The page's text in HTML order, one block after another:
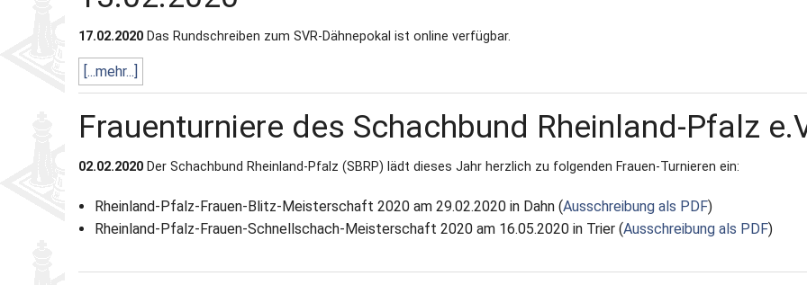
Schiedsgericht
Partner Schnellschach-E.
Senioren-SSEM
17.02.2020 Das Rundschreiben zum SVR-Dähnepokal ist online verfügbar.
[...mehr...]
Frauenturniere des Schachbund Rheinland-Pfalz
02.02.2020 Der Schachbund Rheinland-Pfalz (SBRP) lädt dieses Jahr herzlich zu folgenden Frauen-Turnieren ein:
Rheinland-Pfalz-Frauen-Blitz-Meisterschaft 2020 am 29.02.2020 in Dahn (Ausschreibung als PDF)
Rheinland-Pfalz-Frauen-Schnellschach-Meisterschaft 2020 am 16.05.2020 in Trier (Ausschreibung als PDF)